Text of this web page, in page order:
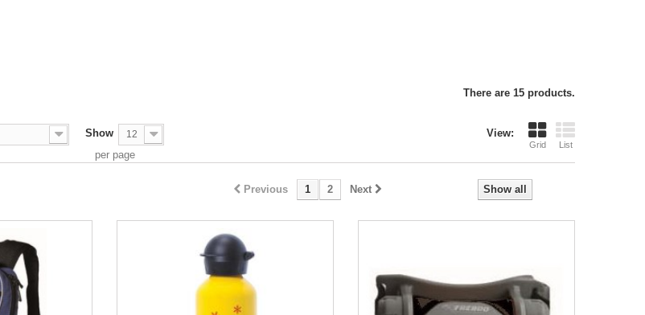
There are 15 products.
View:
Grid List
Show 12
per page
Show all
Previous 1 2 Next